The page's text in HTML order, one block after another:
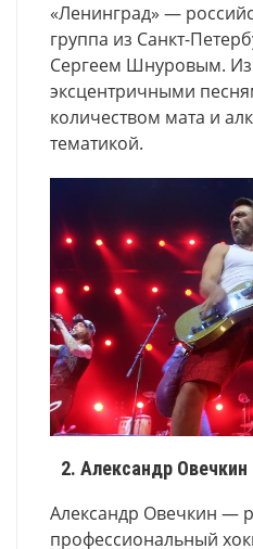
«Ленинград» —
группа из Санкт-
Сергеем Шнуровым.
эксцентричными
количеством мата и
тематикой.
2. Александр
Александр Овечкин —
профессиональный